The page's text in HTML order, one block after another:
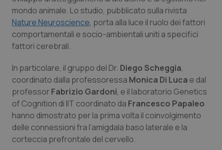
Emilia-Romagna
Friuli Venezia Giulia
Lazio
Liguria
Lombardia
Colesterolo & coronaropatie
Dermatite Atopica
Diabete & glucometri
Disturbi dell’umore
Dolore
mondo animale. Lo studio, pubblicato sulla rivista
Nature Neuroscience, porta alla luce il ruolo dei fattori
comportamentali e socio-ambientali uniti a specifici
fattori cerebrali.
In particolare, il gruppo del Dr. Diego Scheggia,
coordinato dalla professoressa Monica Di Luca e dal
professor Fabrizio Gardoni, e il laboratorio Genetics
of Cognition di IIT coordinato da Francesco Papaleo
hanno dimostrato per la prima volta il coinvolgimento
delle connessioni fra l’amigdala baso laterale e la
corteccia prefrontale del cervello.